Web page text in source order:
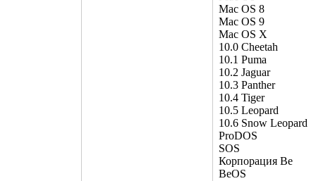
Mac OS 8
Mac OS 9
Mac OS X
10.0 Cheetah
10.1 Puma
10.2 Jaguar
10.3 Panther
10.4 Tiger
10.5 Leopard
10.6 Snow Leopard
ProDOS
SOS
Корпорация Be
BeOS